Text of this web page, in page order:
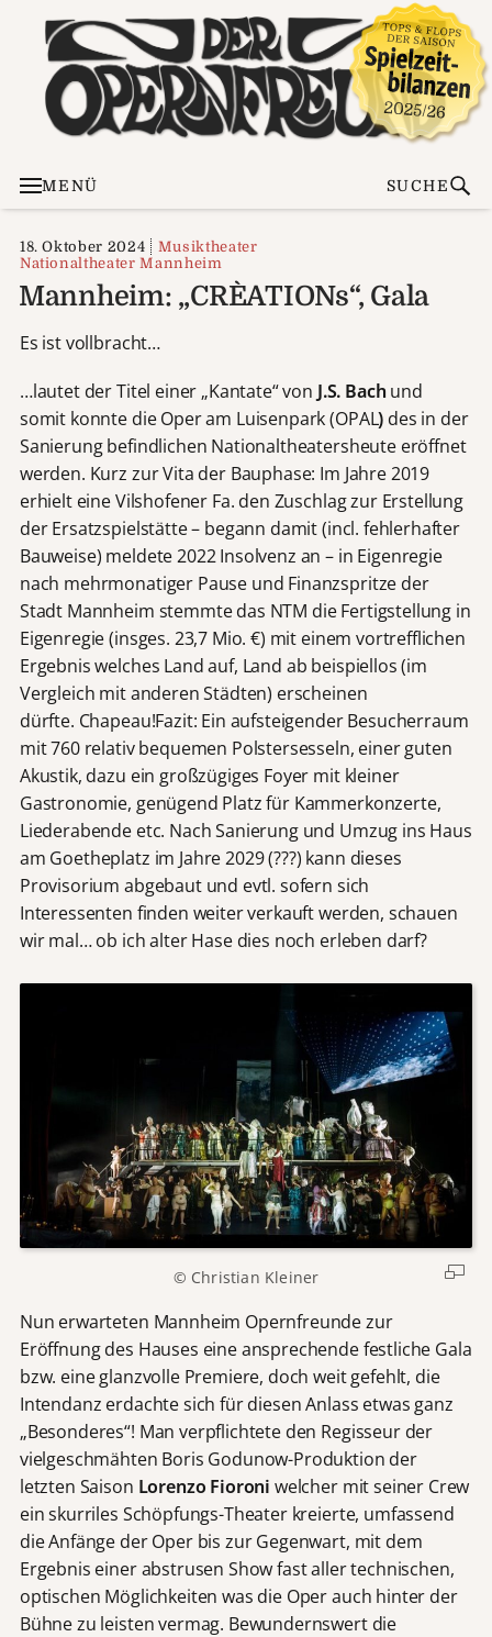
MENÜ SUCHE
18. Oktober 2024
Musiktheater
Nationaltheater Mannheim
Mannheim: „CRÈATIONs“, Gala
Es ist vollbracht…
…lautet der Titel einer „Kantate“ von J.S. Bachund
somit konnte die Oper am Luisenpark (OPAL) des in der
Sanierung befindlichen Nationaltheatersheute eröffnet
werden. Kurz zur Vita der Bauphase: Im Jahre 2019
erhielt eine Vilshofener Fa. den Zuschlag zur Erstellung
der Ersatzspielstätte – begann damit (incl. fehlerhafter
Bauweise) meldete 2022 Insolvenz an – in Eigenregie
nach mehrmonatiger Pause und Finanzspritze der
Stadt Mannheim stemmte das NTM die Fertigstellung in
Eigenregie (insges. 23,7 Mio. €) mit einem vortrefflichen
Ergebnis welches Land auf, Land ab beispiellos (im
Vergleich mit anderen Städten) erscheinen
dürfte. Chapeau!Fazit: Ein aufsteigender Besucherraum
mit 760 relativ bequemen Polstersesseln, einer guten
Akustik, dazu ein großzügiges Foyer mit kleiner
Gastronomie, genügend Platz für Kammerkonzerte,
Liederabende etc. Nach Sanierung und Umzug ins Haus
am Goetheplatz im Jahre 2029 (???) kann dieses
Provisorium abgebaut und evtl. sofern sich
Interessenten finden weiter verkauft werden, schauen
wir mal… ob ich alter Hase dies noch erleben darf?
© Christian Kleiner
Nun erwarteten Mannheim Opernfreunde zur
Eröffnung des Hauses eine ansprechende festliche Gala
bzw. eine glanzvolle Premiere, doch weit gefehlt, die
Intendanz erdachte sich für diesen Anlass etwas ganz
„Besonderes“! Man verpflichtete den Regisseur der
vielgeschmähten Boris Godunow-Produktion der
letzten Saison Lorenzo Fioroni welcher mit seiner Crew
ein skurriles Schöpfungs-Theater kreierte, umfassend
die Anfänge der Oper bis zur Gegenwart, mit dem
Ergebnis einer abstrusen Show fast aller technischen,
optischen Möglichkeiten was die Oper auch hinter der
Bühne zu leisten vermag. Bewundernswert die